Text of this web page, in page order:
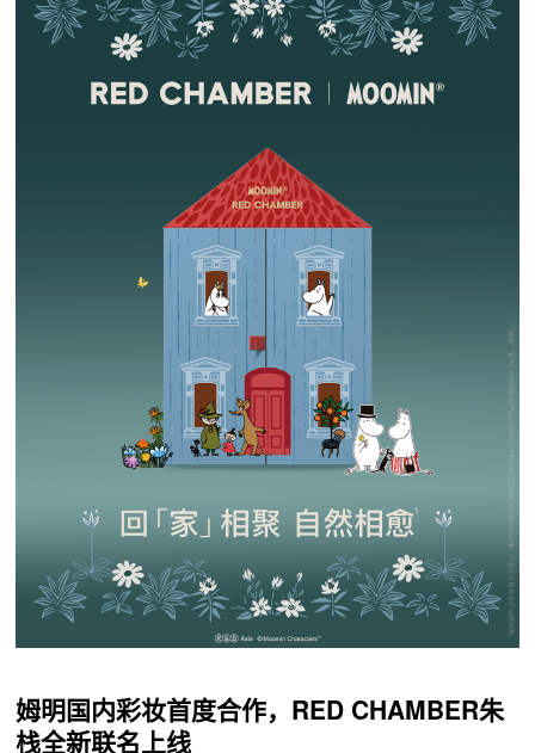
姆明国内彩妆首度合作， RED CHAMBER朱
栈全新联名上线